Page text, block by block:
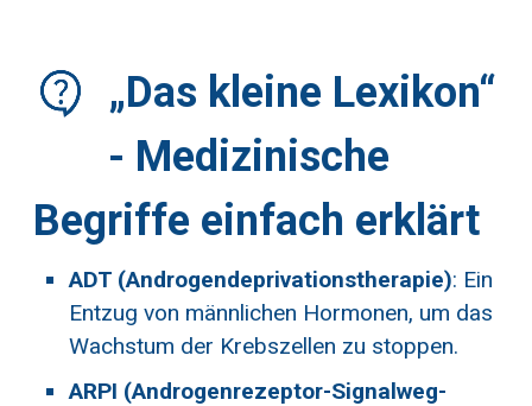
„Das kleine Lexikon“
- Medizinische
Begriffe einfach erklärt
ADT (Androgendeprivationstherapie): Ein
Entzug von männlichen Hormonen, um das
Wachstum der Krebszellen zu stoppen.
ARPI (Androgenrezeptor-Signalweg-